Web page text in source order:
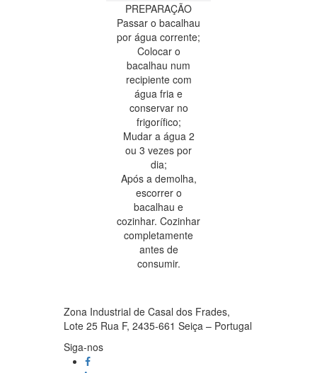
PREPARAÇÃO
Passar o bacalhau
por água corrente;
Colocar o
bacalhau num
recipiente com
água fria e
conservar no
frigorífico;
Mudar a água 2
ou 3 vezes por
dia;
Após a demolha,
escorrer o
bacalhau e
cozinhar. Cozinhar
completamente
antes de
consumir.
Zona Industrial de Casal dos Frades,
Lote 25 Rua F, 2435-661 Seiça – Portugal
Siga-nos